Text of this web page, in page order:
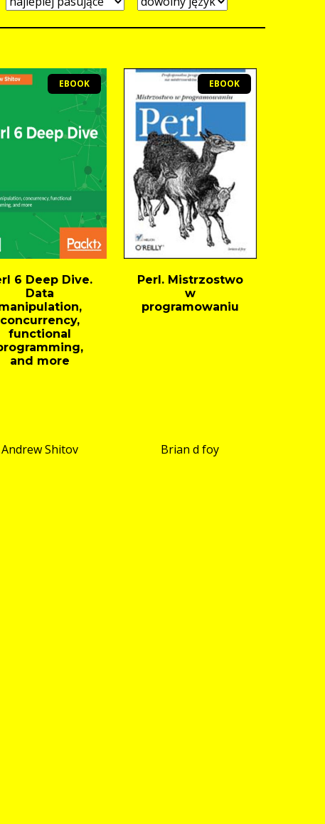
EBOOK
6 Deep Dive.
Data
concurrency,
functional
and more
Andrew Shitov
EBOOK
Perl. Mistrzostwo
w
programowaniu
Brian d foy